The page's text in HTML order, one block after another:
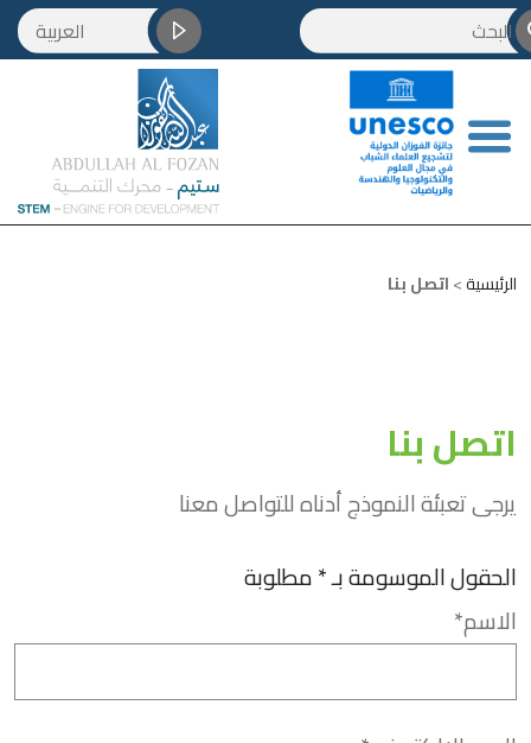
العربية
简体中文
>اتصل بنا
بنا
تعبئة النموذج أدناه للتواصل معنا
الموسومة بـ * مطلوبة